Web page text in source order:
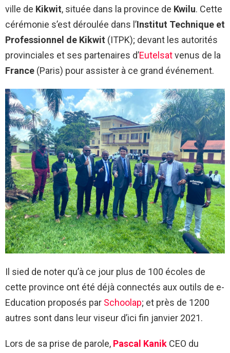
ville de Kikwit, située dans la province de Kwilu. Cette
cérémonie s’est déroulée dans l’Institut Technique et
Professionnel de Kikwit (ITPK); devant les autorités
provinciales et ses partenaires d’Eutelsatvenus de la
France (Paris) pour assister à ce grand événement.
Il sied de noter qu’à ce jour plus de 100 écoles de
cette province ont été déjà connectés aux outils de e-
Education proposés par Schoolap; et près de 1200
autres sont dans leur viseur d’ici fin janvier 2021.
Lors de sa prise de parole, Pascal Kanik CEO du